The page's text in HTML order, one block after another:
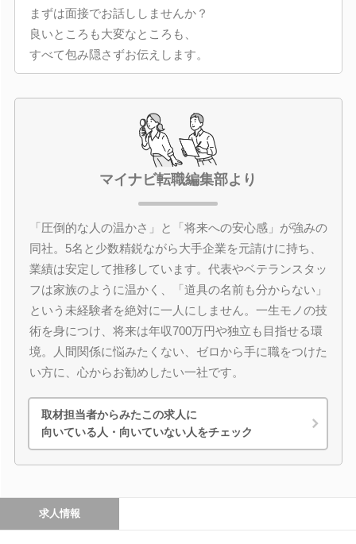
まずは面接でお話ししませんか？
良いところも大変なところも、
すべて包み隠さずお伝えします。
マイナビ転職編集部より
「圧倒的な人の温かさ」と「将来への安心感」が強みの
同社。5名と少数精鋭ながら大手企業を元請けに持ち、
業績は安定して推移しています。代表やベテランスタッ
フは家族のように温かく、「道具の名前も分からない」
という未経験者を絶対に一人にしません。一生モノの技
術を身につけ、将来は年収700万円や独立も目指せる環
境。人間関係に悩みたくない、ゼロから手に職をつけた
い方に、心からお勧めしたい一社です。
取材担当者からみたこの求人に
向いている人・向いていない人をチェック
求人情報